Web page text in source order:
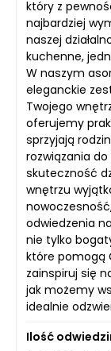
który z
najbardziej
naszej
kuchenne,
W naszym
eleganckie
Twojego
oferujemy
sprzyjają
rozwiązania
skuteczność
wnętrzu
odwiedzenia
nie tylko
które pomogą
zainspiruj się
jak możemy
idealnie
Ilość